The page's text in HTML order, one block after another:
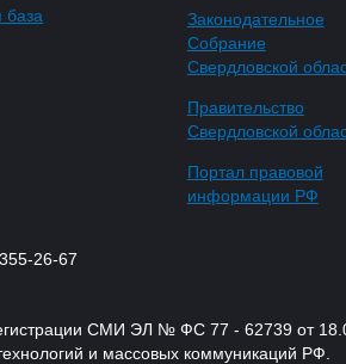
база
Законодательное
Собрание
Свердловской
Правительство
Свердловской
Портал правовой
информации РФ
26-67
СМИ ЭЛ № ФС 77 - 62739 от
и массовых коммуникаций РФ.